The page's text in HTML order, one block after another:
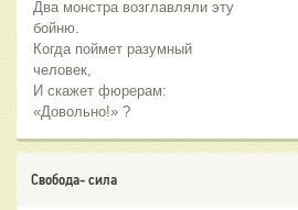
Два монстра возглавляли эту
бойню.
Когда поймет разумный
человек,
И скажет фюрерам:
«Довольно!» ?
Свобода- сила